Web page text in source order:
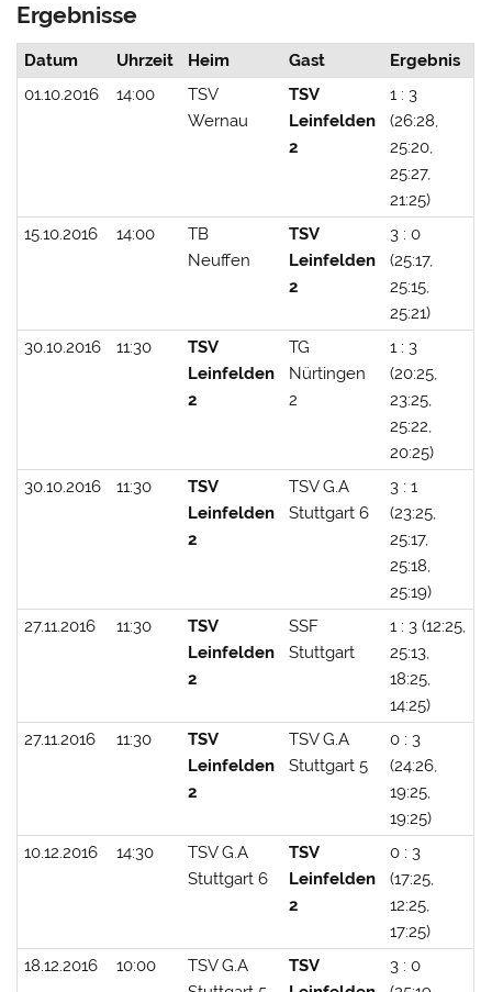
Ergebnisse
Datum Uhrzeit Heim Gast
Ergebnis
01.10.2016
14:00
TSV
Wernau
TSV
Leinfelden
2
1 : 3
(26:28,
25:20,
25:27,
21:25)
15.10.2016
14:00
TB
Neuffen
TSV
Leinfelden
2
3 : 0
(25:17,
25:15,
25:21)
30.10.2016
11:30
TSV
Leinfelden
2
TG
Nürtingen
2
1 : 3
(20:25,
23:25,
25:22,
20:25)
30.10.2016
11:30
TSV
Leinfelden
2
TSV G.A
Stuttgart 6
3 : 1
(23:25,
25:17,
25:18,
25:19)
27.11.2016
11:30
TSV
Leinfelden
2
SSF
Stuttgart
1 : 3 (12:25,
25:13,
18:25,
14:25)
27.11.2016
11:30
TSV
Leinfelden
2
TSV G.A
Stuttgart 5
0 : 3
(24:26,
19:25,
19:25)
10.12.2016
14:30
TSV G.A
Stuttgart 6
TSV
Leinfelden
2
0 : 3
(17:25,
12:25,
17:25)
18.12.2016
10:00
TSV G.A
TSV
3 : 0